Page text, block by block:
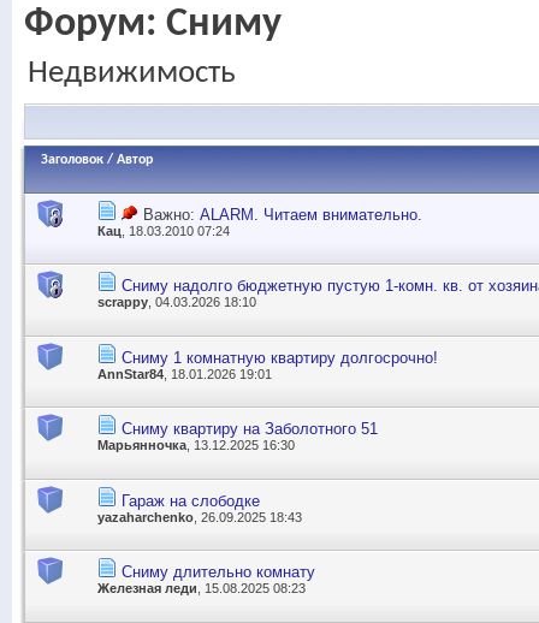
Форум: Сниму
Недвижимость
Заголовок / Автор
Важно: ALARM. Читаем внимательно.
Кац , 18.03.2010 07:24
Сниму надолго бюджетную пустую 1-комн. кв. от
scrappy, 04.03.2026 18:10
Сниму 1 комнатную квартиру долгосрочно!
AnnStar84 , 18.01.2026 19:01
Сниму квартиру на Заболотного 51
Марьянночка, 13.12.2025 16:30
Гараж на слободке
yazaharchenko , 26.09.2025 18:43
Сниму длительно комнату
Железная леди , 15.08.2025 08:23